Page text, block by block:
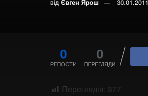
від Євген Ярош 30.01.2011
0
РЕПОСТИ
0
ПЕРЕГЛЯДИ
Переглядів: 377